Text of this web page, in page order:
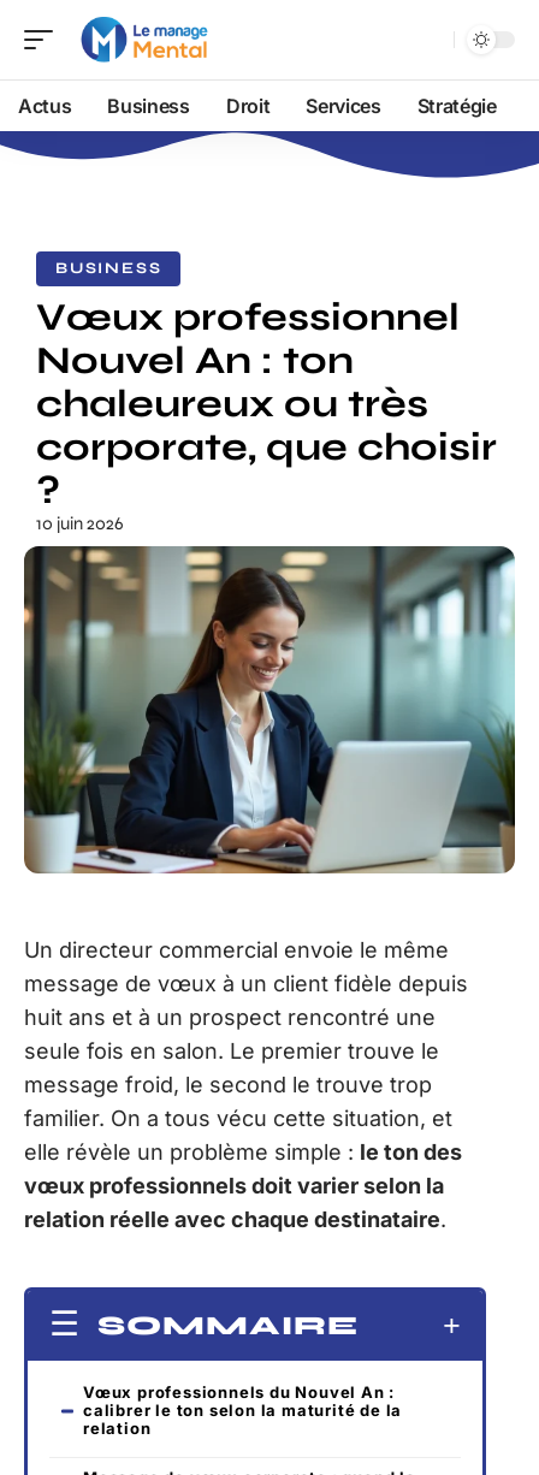
Actus Business Droit Services Stratégie
BUSINESS
Vœux professionnel
Nouvel An : ton
chaleureux ou très
corporate, que choisir
?
10 juin 2026
Un directeur commercial envoie le même
message de vœux à un client fidèle depuis
huit ans et à un prospect rencontré une
seule fois en salon. Le premier trouve le
message froid, le second le trouve trop
familier. On a tous vécu cette situation, et
elle révèle un problème simple : le ton des
vœux professionnels doit varier selon la
relation réelle avec chaque destinataire.
SOMMAIRE
Vœux professionnels du Nouvel An :
calibrer le ton selon la maturité de la
relation